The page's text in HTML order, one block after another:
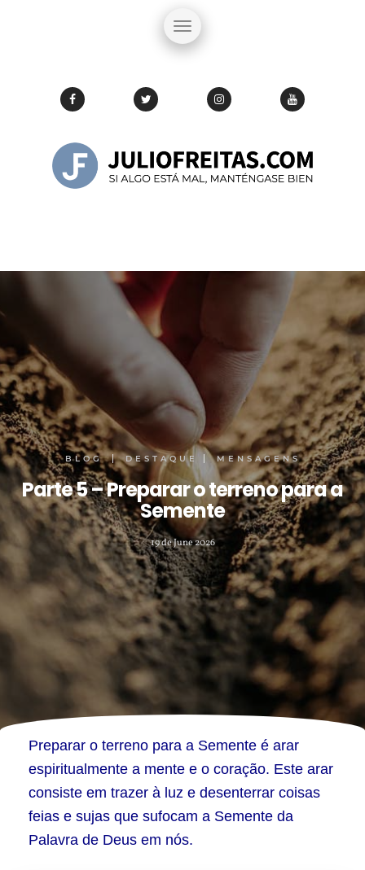
BLOG DESTAQUE MENSAGENS
Parte 5 – Preparar o terreno para a
Semente
19 de June 2026
Parte
5
–
Preparar
o
Preparar o terreno para a Semente é arar
espiritualmente a mente e o coração. Este arar
consiste em trazer à luz e desenterrar coisas
feias e sujas que sufocam a Semente da
Palavra de Deus em nós.